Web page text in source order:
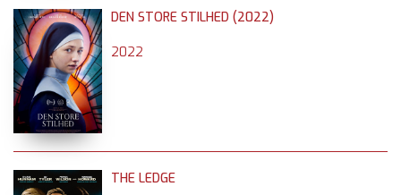
DEN STORE STILHED (2022)
2022
THE LEDGE